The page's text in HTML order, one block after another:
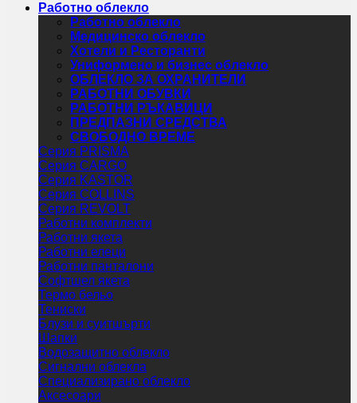
Работно облекло
Работно облекло
Медицинско облекло
Хотели и Ресторанти
Униформено и бизнес облекло
ОБЛЕКЛО ЗА ОХРАНИТЕЛИ
РАБОТНИ ОБУВКИ
РАБОТНИ РЪКАВИЦИ
ПРЕДПАЗНИ СРЕДСТВА
СВОБОДНО ВРЕМЕ
Серия PRISMA
Серия CARGO
Серия KASTOR
Серия COLLINS
Серия REVOLT
Работни комплекти
Работни якета
Работни елеци
Работни панталони
Софтшел якета
Термо бельо
Тениски
Блузи и суитшърти
Шапки
Водозащитно облекло
Сигнални облекла
Специализирано облекло
Аксесоари